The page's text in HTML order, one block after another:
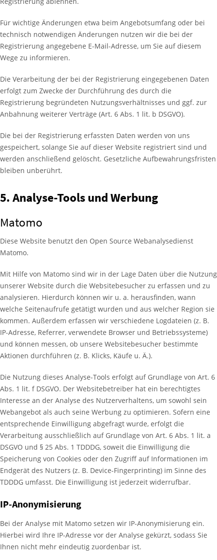
Für wichtige Änderungen etwa beim Angebotsumfang oder bei
technisch notwendigen Änderungen nutzen wir die bei der
Registrierung angegebene E-Mail-Adresse, um Sie auf diesem
Wege zu informieren.
Die Verarbeitung der bei der Registrierung eingegebenen Daten
erfolgt zum Zwecke der Durchführung des durch die
Registrierung begründeten Nutzungsverhältnisses und ggf. zur
Anbahnung weiterer Verträge (Art. 6 Abs. 1 lit. b DSGVO).
Die bei der Registrierung erfassten Daten werden von uns
gespeichert, solange Sie auf dieser Website registriert sind und
werden anschließend gelöscht. Gesetzliche Aufbewahrungsfristen
bleiben unberührt.
5. Analyse-Tools und Werbung
Matomo
Diese Website benutzt den Open Source Webanalysedienst
Matomo.
Mit Hilfe von Matomo sind wir in der Lage Daten über die Nutzung
unserer Website durch die Websitebesucher zu erfassen und zu
analysieren. Hierdurch können wir u. a. herausfinden, wann
welche Seitenaufrufe getätigt wurden und aus welcher Region sie
kommen. Außerdem erfassen wir verschiedene Logdateien (z. B.
IP-Adresse, Referrer, verwendete Browser und Betriebssysteme)
und können messen, ob unsere Websitebesucher bestimmte
Aktionen durchführen (z. B. Klicks, Käufe u. Ä.).
Die Nutzung dieses Analyse-Tools erfolgt auf Grundlage von Art. 6
Abs. 1 lit. f DSGVO. Der Websitebetreiber hat ein berechtigtes
Interesse an der Analyse des Nutzerverhaltens, um sowohl sein
Webangebot als auch seine Werbung zu optimieren. Sofern eine
entsprechende Einwilligung abgefragt wurde, erfolgt die
Verarbeitung ausschließlich auf Grundlage von Art. 6 Abs. 1 lit. a
DSGVO und § 25 Abs. 1 TDDDG, soweit die Einwilligung die
Speicherung von Cookies oder den Zugriff auf Informationen im
Endgerät des Nutzers (z. B. Device-Fingerprinting) im Sinne des
TDDDG umfasst. Die Einwilligung ist jederzeit widerrufbar.
IP-Anonymisierung
Bei der Analyse mit Matomo setzen wir IP-Anonymisierung ein.
Hierbei wird Ihre IP-Adresse vor der Analyse gekürzt, sodass Sie
Ihnen nicht mehr eindeutig zuordenbar ist.